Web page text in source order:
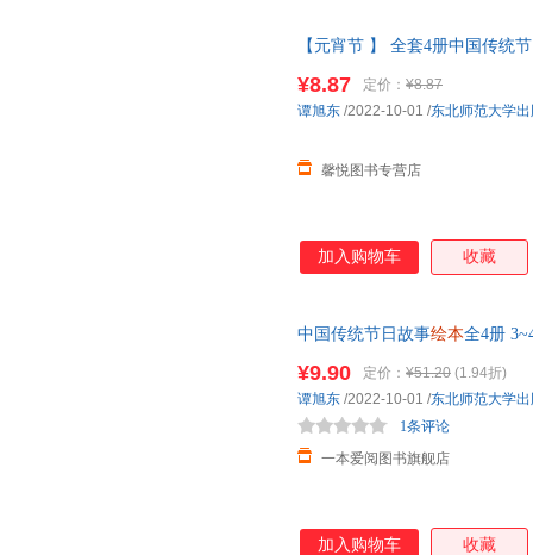
【元宵节 】 全套4册中国传统
线当当客服
¥8.87 定价： ¥8.87
馨悦图书专营店
谭旭东 /2022-10-01 /东北师范大学
加入购物车 收藏
中国传统节日故事绘本全4册
¥9.90 定价： ¥51.20 (1.94折)
一本爱阅图书旗舰店
1条评论
谭旭东 /2022-10-01 /东北师范大学
加入购物车 收藏